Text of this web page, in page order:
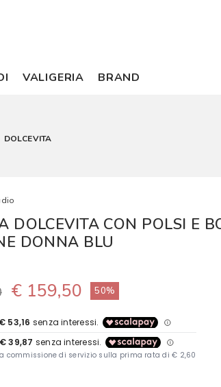
VALIGERIA BRAND
DOLCEVITA
DOLCEVITA CON POLSI E
DONNA BLU
€ 159,50 50%